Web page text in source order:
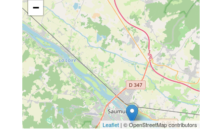
−
Leaflet | © OpenStreetMap contributors